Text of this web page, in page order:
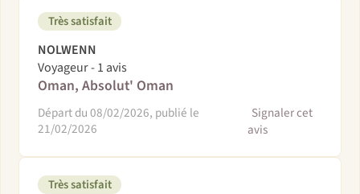
Très satisfait
NOLWENN
Voyageur - 1 avis
Oman, Absolut' Oman
Départ du 08/02/2026, publié le
21/02/2026
Signaler cet
avis
Très satisfait